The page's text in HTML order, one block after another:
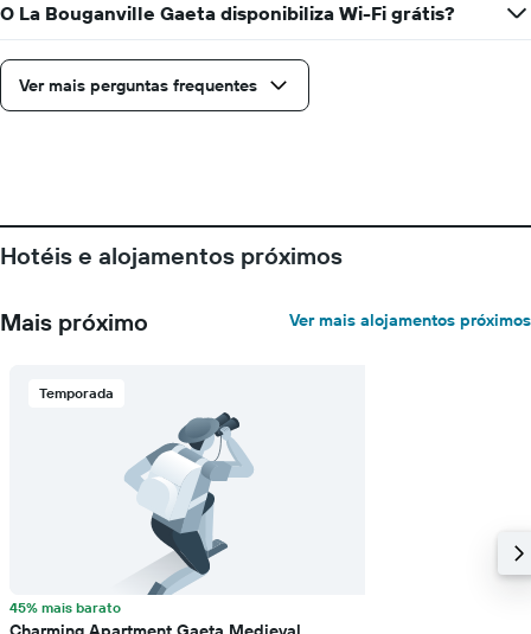
O La Bouganville Gaeta disponibiliza Wi-Fi grátis?
Ver mais perguntas frequentes
Hotéis e alojamentos próximos
Mais próximo Ver mais alojamentos próximos
Temporada
45% mais barato